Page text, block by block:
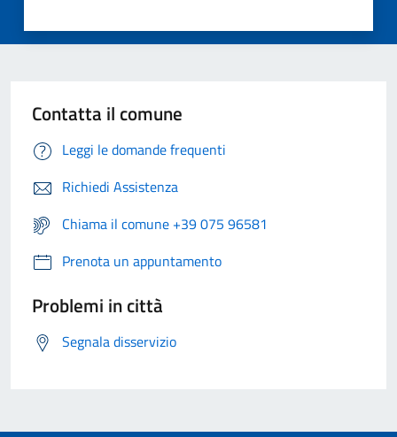
Contatta il comune
Leggi le domande frequenti
Richiedi Assistenza
Chiama il comune +39 075 96581
Prenota un appuntamento
Problemi in città
Segnala disservizio